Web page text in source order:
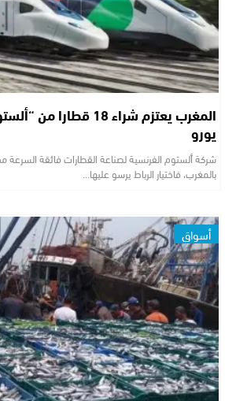
يورو
شركة ألستوم الفرنسية لصناعة القطارات فائقة السرعة
بالمغرب، فاختيار الرباط يرسو عليها…
أسواق